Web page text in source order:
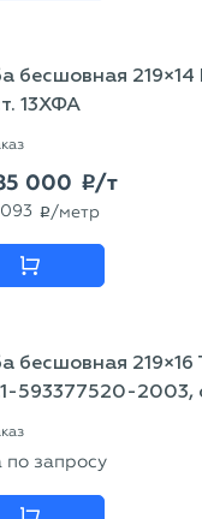
бесшовная
13ХФА
000 p/т
p /метр
бесшовная 219×16
593377520-2003,
по запросу